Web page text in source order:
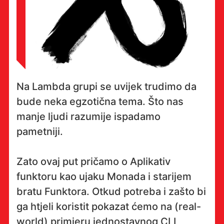
Na Lambda grupi se uvijek trudimo da
bude neka egzotična tema. Što nas
manje ljudi razumije ispadamo
pametniji.
Zato ovaj put pričamo o Aplikativ
funktoru kao ujaku Monada i starijem
bratu Funktora. Otkud potreba i zašto bi
ga htjeli koristit pokazat ćemo na (real-
world) primjeru jednostavnog CLI